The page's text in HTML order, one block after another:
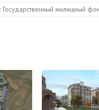
: Государственный жилищный